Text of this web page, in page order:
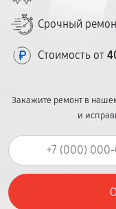
Срочный
Стоимость от
Закажите ремонт в
и